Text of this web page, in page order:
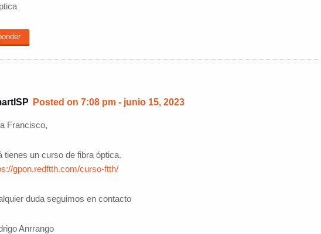
Posted on 7:08 pm - junio 15, 2023
Francisco,
tienes un curso de fibra óptica.
gpon.redftth.com/curso-ftth/
duda seguimos en contacto
Anrrango